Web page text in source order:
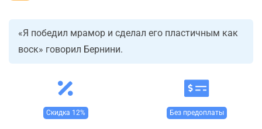
«Я победил мрамор и сделал его пластичным как
воск» говорил Бернини.
Скидка 12% Без предоплаты